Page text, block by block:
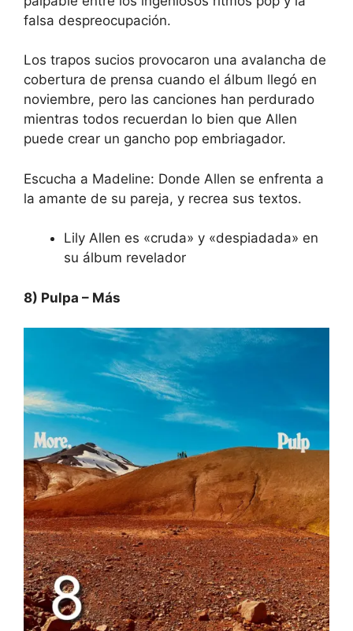
falsa despreocupación.
Los trapos sucios provocaron una avalancha de
cobertura de prensa cuando el álbum llegó en
noviembre, pero las canciones han perdurado
mientras todos recuerdan lo bien que Allen
puede crear un gancho pop embriagador.
Escucha a Madeline: Donde Allen se enfrenta a
la amante de su pareja, y recrea sus textos.
Lily Allen es «cruda» y «despiadada» en
su álbum revelador
8) Pulpa – Más